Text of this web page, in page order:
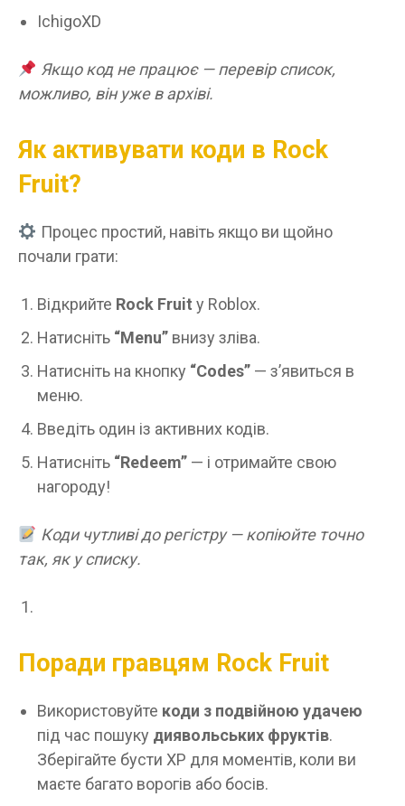
IchigoXD
Якщо код не працює — перевір список,
можливо, він уже в архіві.
Як активувати коди в Rock
Fruit?
Процес простий, навіть якщо ви щойно
почали грати:
Відкрийте Rock Fruit у Roblox.
Натисніть “Menu” внизу зліва.
Натисніть на кнопку “Codes” — з’явиться в
меню.
Введіть один із активних кодів.
Натисніть “Redeem” — і отримайте свою
нагороду!
Коди чутливі до регістру — копіюйте точно
так, як у списку.
Поради гравцям Rock Fruit
Використовуйте коди з подвійною удачею
під час пошуку диявольських фруктів.
Зберігайте бусти XP для моментів, коли ви
маєте багато ворогів або босів.